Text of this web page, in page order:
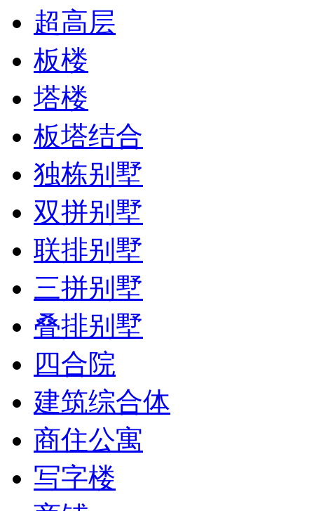
超高层
板楼
塔楼
板塔结合
独栋别墅
双拼别墅
联排别墅
三拼别墅
叠排别墅
四合院
建筑综合体
商住公寓
写字楼